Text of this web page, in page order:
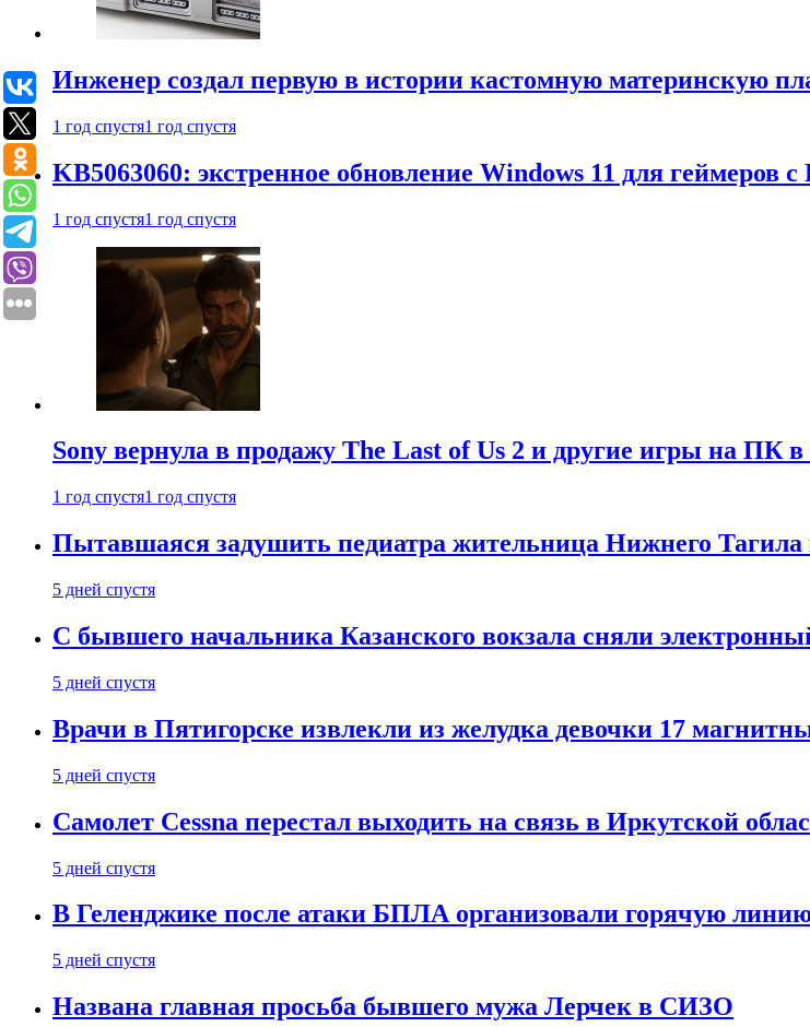
Инженер создал первую в истории кастомную материнскую
1 год спустя1 год спустя
KB5063060: экстренное обновление Windows 11 для геймеров с
1 год спустя1 год спустя
Sony вернула в продажу The Last of Us 2 и другие игры на ПК в
1 год спустя1 год спустя
Пытавшаяся задушить педиатра жительница Нижнего Тагила
5 дней спустя
С бывшего начальника Казанского вокзала сняли
5 дней спустя
Врачи в Пятигорске извлекли из желудка девочки 17
5 дней спустя
Самолет Cessna перестал выходить на связь в Иркутской
5 дней спустя
В Геленджике после атаки БПЛА организовали горячую
5 дней спустя
Названа главная просьба бывшего мужа Лерчек в СИЗО